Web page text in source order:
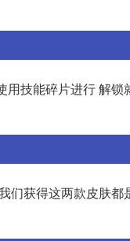
技能碎片进行 解
们获得这两款皮肤